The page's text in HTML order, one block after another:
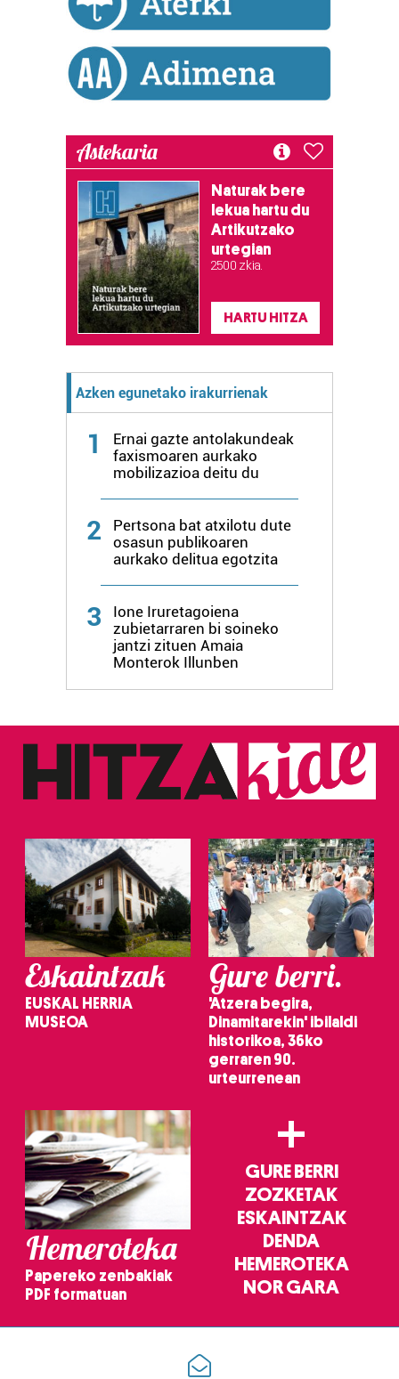
baliatzen gara. Ohar hau onartuz gero, teknologia hori
erabiltzeko baimen esplizitua ematen diguzu.Gehiago
irakurri
Astekaria
Naturak bere
lekua hartu du
Artikutzako
urtegian
2.500 zkia.
HARTU HITZA
Azken egunetako irakurrienak
1
Ernai gazte antolakundeak
faxismoaren aurkako
mobilizazioa deitu du
2
Pertsona bat atxilotu dute
osasun publikoaren
aurkako delitua egotzita
3
Ione Iruretagoiena
zubietarraren bi soineko
jantzi zituen Amaia
Monterok Illunben
Eskaintzak
EUSKAL HERRIA
MUSEOA
Gure berri.
'Atzera begira,
Dinamitarekin' ibilaldi
historikoa, 36ko
gerraren 90.
urteurrenean
Hemeroteka
Papereko zenbakiak
PDF formatuan
+
GURE BERRI
ZOZKETAK
ESKAINTZAK
DENDA
HEMEROTEKA
NOR GARA